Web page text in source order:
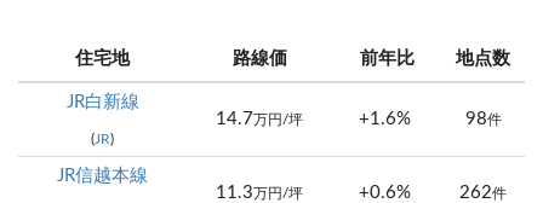
住宅地 路線価 前年比 地点数
JR白新線
(JR)
14.7万円/坪 +1.6% 98件
JR信越本線
11.3万円/坪 +0.6% 262件